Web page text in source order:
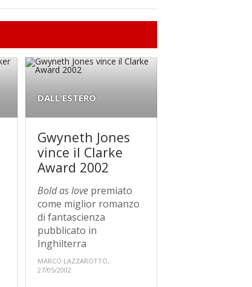
DALL'ESTERO
Gwyneth Jones
vince il Clarke
Award 2002
Bold as love premiato
come miglior romanzo
di fantascienza
pubblicato in
Inghilterra
MARCO LAZZAROTTO,
27/05/2002